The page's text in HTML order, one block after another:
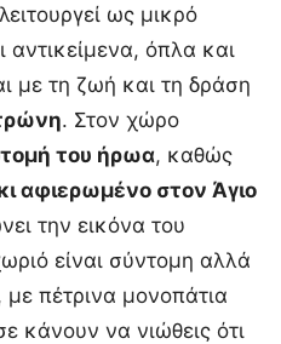
ως μικρό
αντικείμενα, όπλα και
με τη ζωή και τη δράση
. Στον χώρο
του ήρωα, καθώς
αφιερωμένο στον Άγιο
την εικόνα του
είναι σύντομη αλλά
με πέτρινα μονοπάτια
κάνουν να νιώθεις ότι